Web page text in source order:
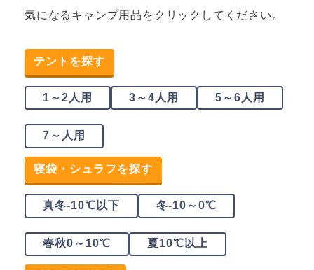
気になるキャンプ用品をクリックしてください。
テントを探す
1～2人用 3～4人用 5～6人用
7～人用
寝袋・シュラフを探す
真冬-10℃以下 冬-10～0℃
春秋0～10℃ 夏10℃以上